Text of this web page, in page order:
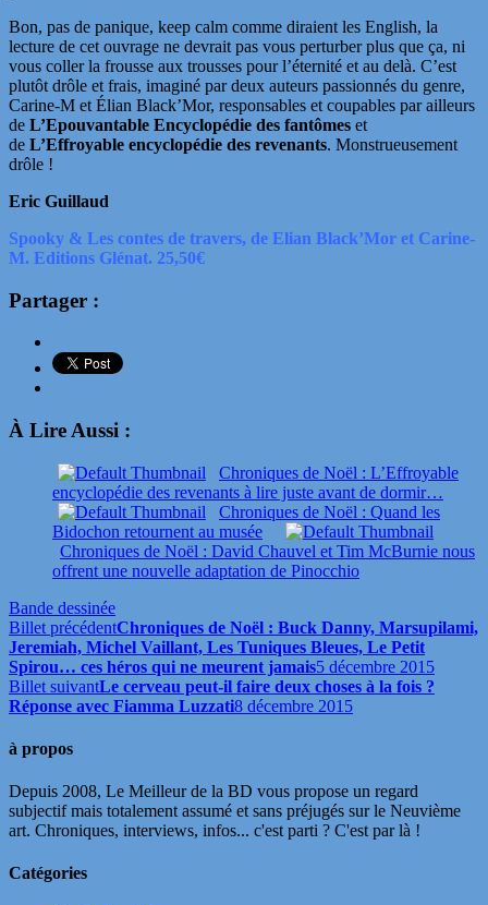
Bon, pas de panique, keep calm comme diraient les English, la
lecture de cet ouvrage ne devrait pas vous perturber plus que ça, ni
vous coller la frousse aux trousses pour l’éternité et au delà. C’est
plutôt drôle et frais, imaginé par deux auteurs passionnés du genre,
Carine-M et Élian Black’Mor, responsables et coupables par ailleurs
de L’Epouvantable Encyclopédie des fantômes et
de L’Effroyable encyclopédie des revenants. Monstrueusement
drôle !
Eric Guillaud
Spooky & Les contes de travers, de Elian Black’Mor et Carine-
M. Editions Glénat. 25,50€
Partager :
À Lire Aussi :
Chroniques de Noël : L’Effroyable
encyclopédie des revenants à lire juste avant de dormir…
Chroniques de Noël : Quand les
Bidochon retournent au musée
Chroniques de Noël : David Chauvel et Tim McBurnie nous
offrent une nouvelle adaptation de Pinocchio
Bande dessinée
Billet précédentChroniques de Noël : Buck Danny, Marsupilami,
Jeremiah, Michel Vaillant, Les Tuniques Bleues, Le Petit
Spirou… ces héros qui ne meurent jamais5 décembre 2015
Billet suivantLe cerveau peut-il faire deux choses à la fois ?
Réponse avec Fiamma Luzzati8 décembre 2015
à propos
Depuis 2008, Le Meilleur de la BD vous propose un regard
subjectif mais totalement assumé et sans préjugés sur le Neuvième
art. Chroniques, interviews, infos... c'est parti ? C'est par là !
Catégories